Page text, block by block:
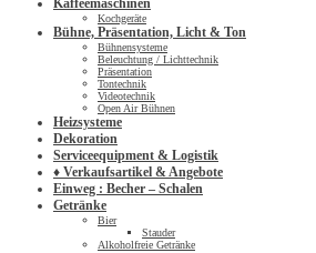
Kaffeemaschinen
Kochgeräte
Bühne, Präsentation, Licht & Ton
Bühnensysteme
Beleuchtung / Lichttechnik
Präsentation
Tontechnik
Videotechnik
Open Air Bühnen
Heizsysteme
Dekoration
Serviceequipment & Logistik
♦ Verkaufsartikel & Angebote
Einweg : Becher – Schalen
Getränke
Bier
Stauder
Alkoholfreie Getränke